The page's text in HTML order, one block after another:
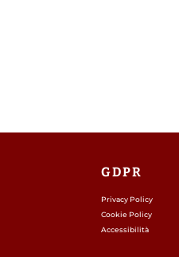
GDPR
Privacy Policy
Cookie Policy
Accessibilità